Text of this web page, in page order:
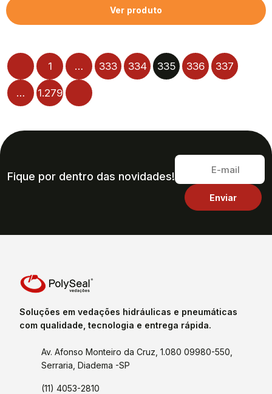
Ver produto
1 … 333 334 335 336 337
… 1.279
Fique por dentro das novidades!
Soluções em vedações hidráulicas e pneumáticas
com qualidade, tecnologia e entrega rápida.
Av. Afonso Monteiro da Cruz, 1.080 09980-550,
Serraria, Diadema -SP
(11) 4053-2810